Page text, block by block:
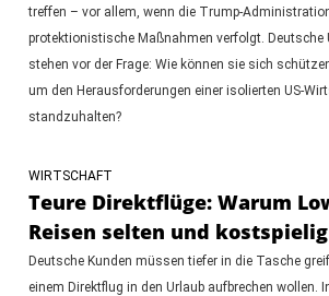
treffen – vor allem, wenn die Trump-
protektionistische Maßnahmen verfolgt. Deutsche
stehen vor der Frage: Wie können sie sich
um den Herausforderungen einer isolierten US-
standzuhalten?
WIRTSCHAFT
Teure Direktflüge: Warum
Reisen selten und
Deutsche Kunden müssen tiefer in die Tasche
einem Direktflug in den Urlaub aufbrechen wollen.